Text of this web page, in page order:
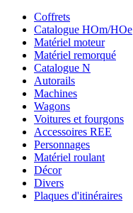
Coffrets
Catalogue HOm/HOe
Matériel moteur
Matériel remorqué
Catalogue N
Autorails
Machines
Wagons
Voitures et fourgons
Accessoires REE
Personnages
Matériel roulant
Décor
Divers
Plaques d'itinéraires